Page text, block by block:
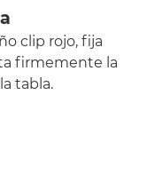
clip rojo, fija
firmemente la
tabla.